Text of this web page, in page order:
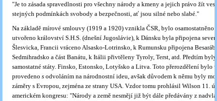
"Je to zásada spravedlnosti pro všechny národy a kmeny a jejich právo žít
stejných podmínkách svobody a bezpečnosti, ať jsou silné nebo slabé."
Na základě mírové smlouvy (1919 a 1920) vznikla ČSR, bylo osamostatněno
utvořeno království S.H.S. (dnešní Jugoslávie), k Dánsku byla připojena
Šlesvicka, Francii vráceno Alsasko-Lotrinsko, k Rumunsku připojena
Sedmihradsko a část Banátu, k Itálii přivtěleny Tyroly, Terst, atd. Předtím
samostatné státy. Finsko, Estonsko, Lotyšsko a Litva. Toto přerozdělení bylo
provedeno s odvoláním na národnostní ideu, avšak důvodem k němu byly
záměry s Evropou, zejména ze strany USA. Vzdor tomu prohlásil Wilson 11.
americkém kongresu: "Národy a země nesmějí již být dále předávány z